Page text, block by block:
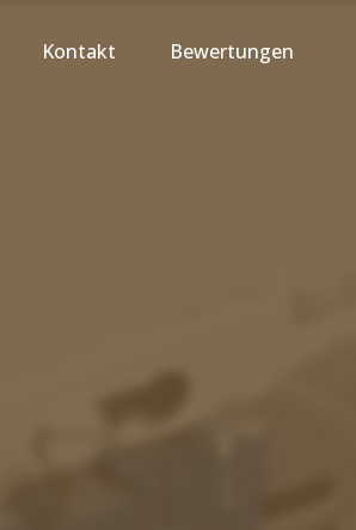
Kontakt Bewertungen